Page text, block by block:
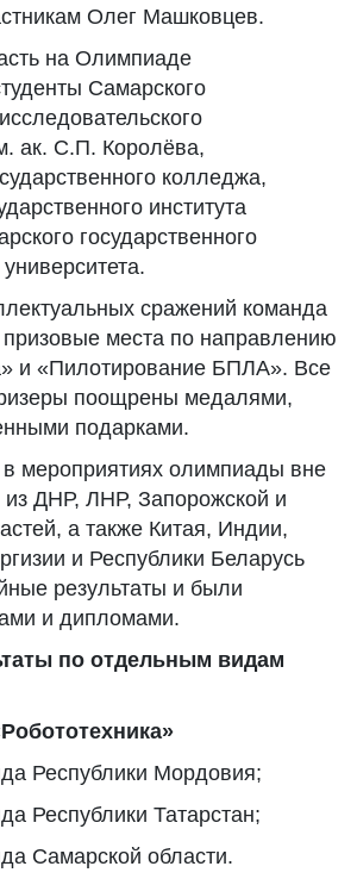
Олег Машковцев.
на Олимпиаде
Самарского
ак. С.П. Королёва,
колледжа,
института
государственного
сражений команда
призовые места по направлению
и «Пилотирование БПЛА». Все
поощрены медалями,
подарками.
мероприятиях олимпиады вне
из ДНР, ЛНР, Запорожской и
а также Китая, Индии,
и Республики Беларусь
результаты и были
и дипломами.
по отдельным видам
Республики Мордовия;
Республики Татарстан;
Самарской области.